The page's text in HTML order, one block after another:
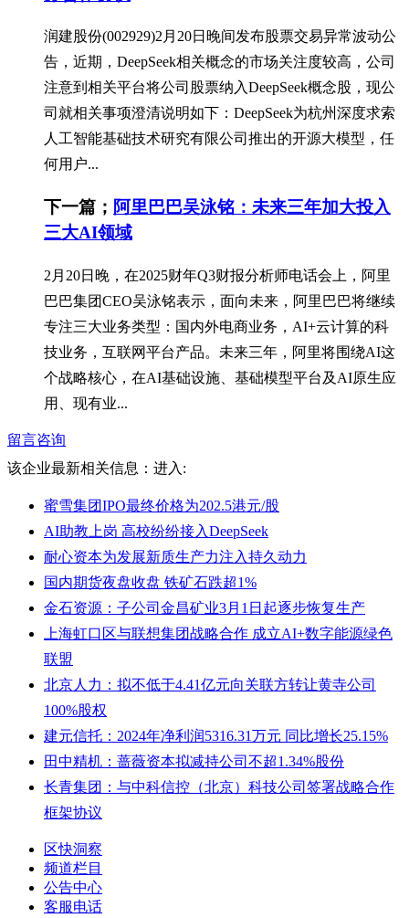
润建股份(002929)2月20日晚间发布股票交易异常波动公
告，近期，DeepSeek相关概念的市场关注度较高，公司
注意到相关平台将公司股票纳入DeepSeek概念股，现公
司就相关事项澄清说明如下：DeepSeek为杭州深度求索
人工智能基础技术研究有限公司推出的开源大模型，任
何用户...
下一篇； 阿里巴巴吴泳铭：未来三年加大投入
三大AI领域
2月20日晚，在2025财年Q3财报分析师电话会上，阿里
巴巴集团CEO吴泳铭表示，面向未来，阿里巴巴将继续
专注三大业务类型：国内外电商业务，AI+云计算的科
技业务，互联网平台产品。未来三年，阿里将围绕AI这
个战略核心，在AI基础设施、基础模型平台及AI原生应
用、现有业...
留言咨询
该企业最新相关信息： 进入:
蜜雪集团IPO最终价格为202.5港元/股
AI助教上岗 高校纷纷接入DeepSeek
耐心资本为发展新质生产力注入持久动力
国内期货夜盘收盘 铁矿石跌超1%
金石资源：子公司金昌矿业3月1日起逐步恢复生产
上海虹口区与联想集团战略合作 成立AI+数字能源绿色
联盟
北京人力：拟不低于4.41亿元向关联方转让黄寺公司
100%股权
建元信托：2024年净利润5316.31万元 同比增长25.15%
田中精机：蔷薇资本拟减持公司不超1.34%股份
长青集团：与中科信控（北京）科技公司签署战略合作
框架协议
区快洞察
频道栏目
公告中心
客服电话